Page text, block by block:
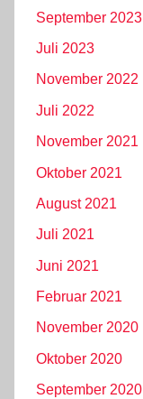
September 2023
Juli 2023
November 2022
Juli 2022
November 2021
Oktober 2021
August 2021
Juli 2021
Juni 2021
Februar 2021
November 2020
Oktober 2020
September 2020